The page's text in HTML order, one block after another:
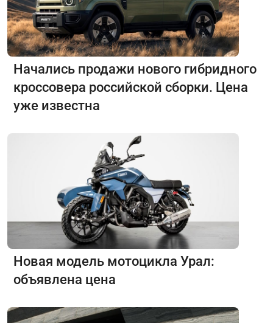
Начались продажи нового гибридного
кроссовера российской сборки. Цена
уже известна
Новая модель мотоцикла Урал:
объявлена цена